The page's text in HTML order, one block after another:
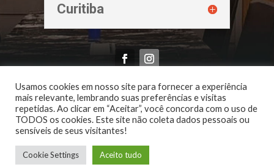
Curitiba
Oliveira & Imbroinisio Advogados Associados | 2026
Usamos cookies em nosso site para fornecer a experiência
mais relevante, lembrando suas preferências e visitas
repetidas. Ao clicar em “Aceitar”, você concorda com o uso de
TODOS os cookies. Este site não coleta dados pessoais ou
sensíveis de seus visitantes!
Cookie Settings Aceito tudo